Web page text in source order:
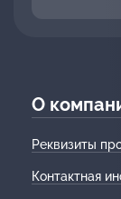
О
Реквизиты
Контактная